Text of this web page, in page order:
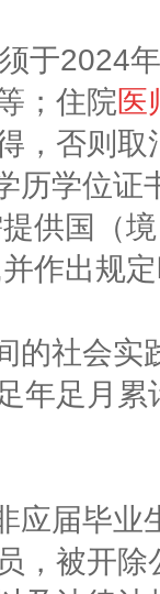
于2024
；住院医
，否则取
历学位
供国（
作出规
的社会实
年足月
应届毕业
，被开